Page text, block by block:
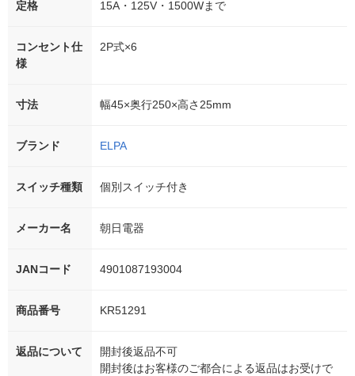
定格 15A・125V・1500Wまで
コンセント仕
様
2P式×6
寸法 幅45×奥行250×高さ25mm
ブランド ELPA
スイッチ種類 個別スイッチ付き
メーカー名 朝日電器
JANコード 4901087193004
商品番号 KR51291
返品について
開封後返品不可
開封後はお客様のご都合による返品はお受けで